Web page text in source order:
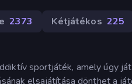
2373 Kétjátékos 225
sportjáték, amely úgy
elsajátítása dönthet a